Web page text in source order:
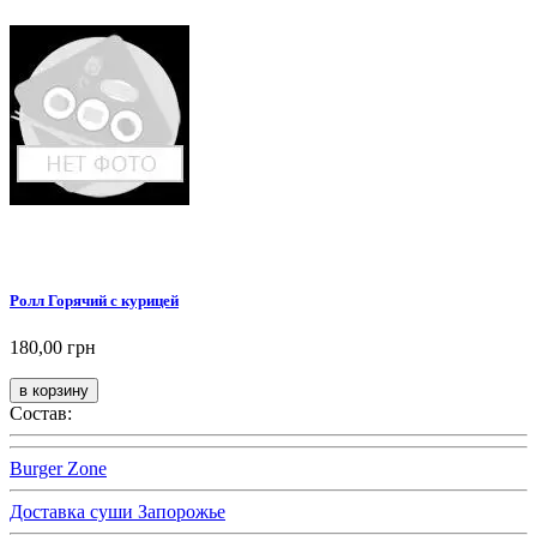
Ролл Горячий с курицей
180,00 грн
Состав:
Burger Zone
Доставка суши Запорожье